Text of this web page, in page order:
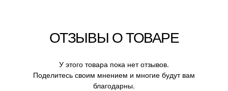
ОТЗЫВЫ О ТОВАРЕ
У этого товара пока нет отзывов.
Поделитесь своим мнением и многие будут вам
благодарны.